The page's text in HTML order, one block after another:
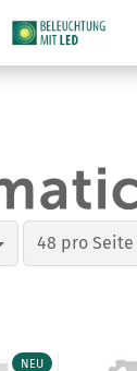
48 pro Seite
NEU